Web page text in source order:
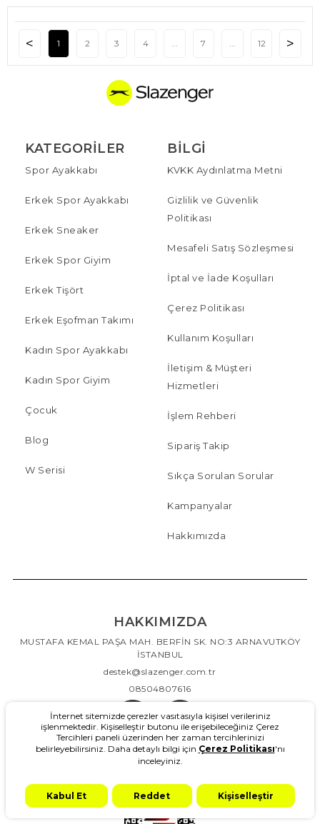
1 2 3 4 ... 7 ... 12
KATEGORILER
Spor Ayakkabı
Erkek Spor Ayakkabı
Erkek Sneaker
Erkek Spor Giyim
Erkek Tişört
Erkek Eşofman Takımı
Kadın Spor Ayakkabı
Kadın Spor Giyim
Çocuk
Blog
W Serisi
BILGI
KVKK Aydınlatma Metni
Gizlilik ve Güvenlik
Politikası
Mesafeli Satış Sözleşmesi
İptal ve İade Koşulları
Çerez Politikası
Kullanım Koşulları
İletişim & Müşteri
Hizmetleri
İşlem Rehberi
Sipariş Takip
Sıkça Sorulan Sorular
Kampanyalar
Hakkımızda
HAKKIMIZDA
MUSTAFA KEMAL PAŞA MAH. BERFİN SK. NO:3 ARNAVUTKÖY
İSTANBUL
destek@slazenger.com.tr
08504807616
İnternet sitemizde çerezler vasıtasıyla kişisel verileriniz
işlenmektedir. Kişiselleştir butonu ile erişebileceğiniz Çerez
Tercihleri paneli üzerinden her zaman tercihlerinizi
belirleyebilirsiniz. Daha detaylı bilgi için Çerez Politikası'nı
inceleyiniz.
Kabul Et Reddet Kişiselleştir